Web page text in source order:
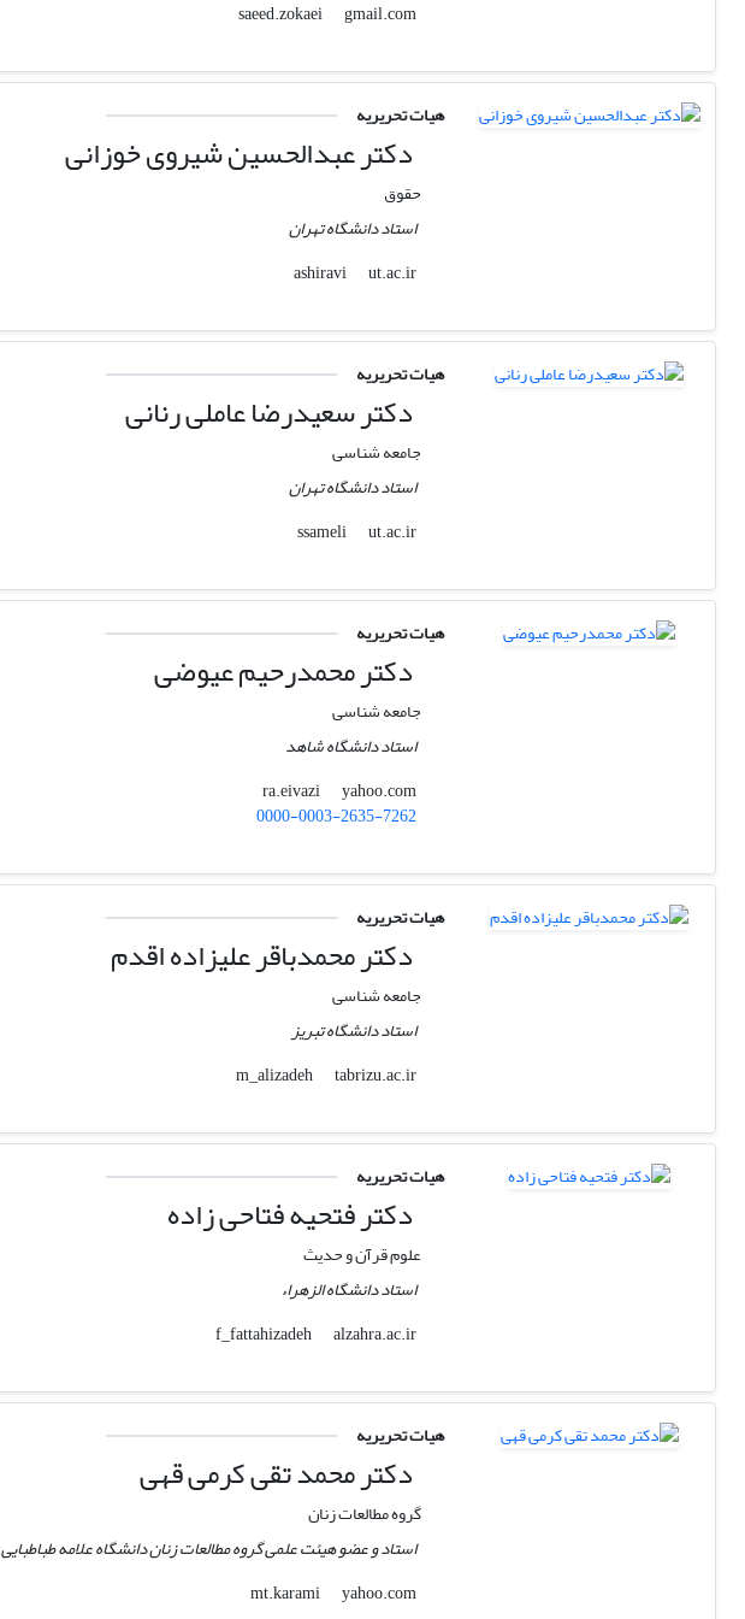
saeed.zokaei
gmail.com
هیات تحریریه
دکتر عبدالحسین شیروی خوزانی
حقوق
استاد دانشگاه تهران
ashiravi
ut.ac.ir
هیات تحریریه
دکتر سعیدرضا عاملی رنانی
جامعه شناسی
استاد دانشگاه تهران
ssameli
ut.ac.ir
هیات تحریریه
دکتر محمدرحیم عیوضی
جامعه شناسی
استاد دانشگاه شاهد
ra.eivazi
yahoo.com
0000-0003-2635-7262
هیات تحریریه
دکتر محمدباقر علیزاده اقدم
جامعه شناسی
استاد دانشگاه تبریز
m_alizadeh
tabrizu.ac.ir
هیات تحریریه
دکتر فتحیه فتاحی زاده
علوم قرآن و حدیث
استاد دانشگاه الزهراء
f_fattahizadeh
alzahra.ac.ir
هیات تحریریه
دکتر محمد تقی کرمی قهی
گروه مطالعات زنان
استاد و عضو هیئت علمی گروه مطالعات زنان دانشگاه علامه طباطبایی
mt.karami
yahoo.com